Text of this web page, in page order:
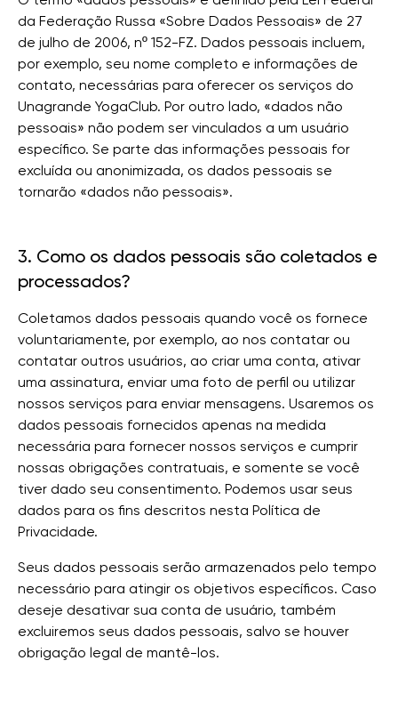
da Federação Russa «Sobre Dados Pessoais» de 27
de julho de 2006, nº 152-FZ. Dados pessoais incluem,
por exemplo, seu nome completo e informações de
contato, necessárias para oferecer os serviços do
Unagrande YogaClub. Por outro lado, «dados não
pessoais» não podem ser vinculados a um usuário
específico. Se parte das informações pessoais for
excluída ou anonimizada, os dados pessoais se
tornarão «dados não pessoais».
3. Como os dados pessoais são coletados e
processados?
Coletamos dados pessoais quando você os fornece
voluntariamente, por exemplo, ao nos contatar ou
contatar outros usuários, ao criar uma conta, ativar
uma assinatura, enviar uma foto de perfil ou utilizar
nossos serviços para enviar mensagens. Usaremos os
dados pessoais fornecidos apenas na medida
necessária para fornecer nossos serviços e cumprir
nossas obrigações contratuais, e somente se você
tiver dado seu consentimento. Podemos usar seus
dados para os fins descritos nesta Política de
Privacidade.
Seus dados pessoais serão armazenados pelo tempo
necessário para atingir os objetivos específicos. Caso
deseje desativar sua conta de usuário, também
excluiremos seus dados pessoais, salvo se houver
obrigação legal de mantê-los.